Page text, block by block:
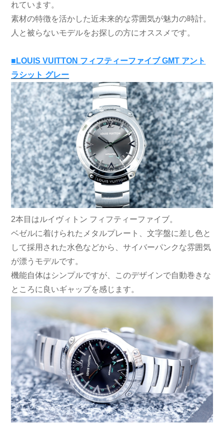
れています。
素材の特徴を活かした近未来的な雰囲気が魅力の時計。
人と被らないモデルをお探しの方にオススメです。
■LOUIS VUITTON フィフティーファイブ GMT アント
ラシット グレー
2本目はルイヴィトン フィフティーファイブ。
ベゼルに着けられたメタルプレート、文字盤に差し色と
して採用された水色などから、サイバーパンクな雰囲気
が漂うモデルです。
機能自体はシンプルですが、このデザインで自動巻きな
ところに良いギャップを感じます。